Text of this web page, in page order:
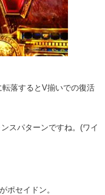
落するとV揃いでの復活
スパターンですね。(ワイ
ポセイドン。